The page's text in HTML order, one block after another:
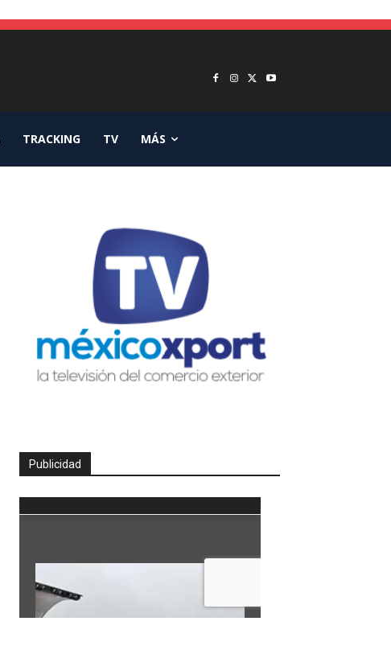
TRACKING TV MÁS
Publicidad